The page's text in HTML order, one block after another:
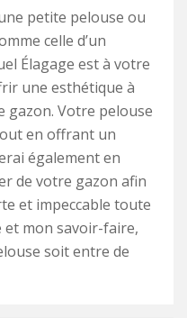
petite pelouse ou
celle d’un
Élagage est à votre
une esthétique à
Votre pelouse
en offrant un
également en
de votre gazon afin
et impeccable toute
et mon savoir-faire,
soit entre de